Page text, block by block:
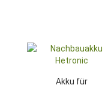
Akku für